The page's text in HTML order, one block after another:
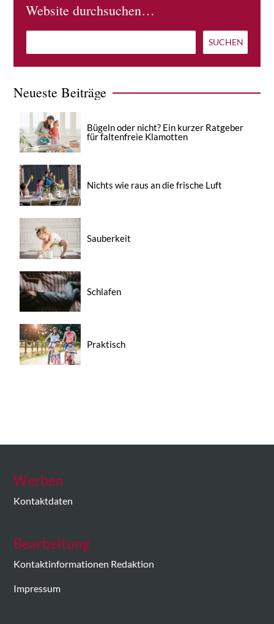
Website durchsuchen…
Neueste Beiträge
Bügeln oder nicht? Ein kurzer Ratgeber
für faltenfreie Klamotten
Nichts wie raus an die frische Luft
Sauberkeit
Schlafen
Praktisch
Werben
Kontaktdaten
Bearbeitung
Kontaktinformationen Redaktion
Impressum